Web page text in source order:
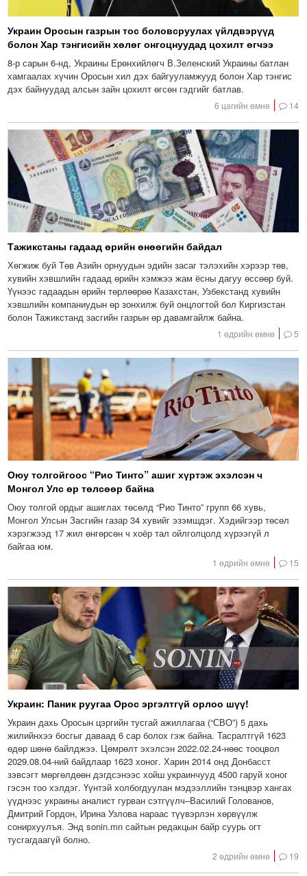
Украин Оросын газрын тос боловсруулах үйлдвэрүүд
болон Хар тэнгисийн хөлөг онгоцнуудад цохилт өгчээ
8-р сарын 6-нд, Украины Ерөнхийлөгч В.Зеленский Украины батлан ​​
хамгаалах хүчин Оросын хил дэх байгууламжууд болон Хар тэнгис
дэх байнуудад алсын зайн цохилт өгсөн гэдгийг батлав.
6 цагийн өмнө 14
Тажикстаны гадаад өрийн өнөөгийн байдал
Хөгжиж буй Төв Азийн орнуудын эдийн засаг тэлэхийн хэрээр төв,
хувийн хэвшлийн гадаад өрийн хэмжээ жам ёсны дагуу өссөөр буй.
Үүнээс гадаадын өрийн төрлөөрөө Казахстан, Узбекстанд хувийн
хэвшлийн компаниудын өр зонхилж буй онцлогтой бол Киргизстан
болон Тажикстанд засгийн газрын өр давамгайлж байна.
1 өдрийн өмнө 5
Оюу толгойгоос “Рио Тинто” ашиг хүртэж эхэлсэн ч
Монгол Улс өр төлсөөр байна
Оюу толгой ордыг ашиглах төсөлд “Рио Тинто” групп 66 хувь,
Монгол Улсын Засгийн газар 34 хувийг эзэмшдэг. Хэдийгээр төсөл
хэрэгжээд 17 жил өнгөрсөн ч хоёр тал ойлголцолд хүрээгүй л
байгаа юм.
1 өдрийн өмнө 15
Украин: Паник руугаа Орос эргэлтгүй орлоо шүү!
Украин дахь Оросын цэргийн тусгай ажиллагаа (“СВО”) 5 дахь
жилийнхээ босгыг даваад 6 сар болох гэж байна. Тасралтгүй 1623
өдөр шөнө байлджээ. Цөмрөлт эхэлсэн 2022.02.24-нөөс тооцвол
2029.08.04-ний байдлаар 1623 хоног. Харин 2014 онд Донбасст
зэвсэгт мөргөлдөөн дэгдсэнээс хойш украинчууд 4500 гаруй хоног
гэсэн тоо хэлдэг. Үүнтэй холбогдуулан мэдээллийн тэнцвэр хангах
үүднээс украины аналист гурван сэтгүүлч–Василий Голованов,
Дмитрий Гордон, Ирина Узлова нараас түүвэрлэн хөрвүүлж
сонирхуулъя. Энд sonin.mn сайтын редакцын байр суурь огт
тусгагдаагүй болно.
2 өдрийн өмнө 19